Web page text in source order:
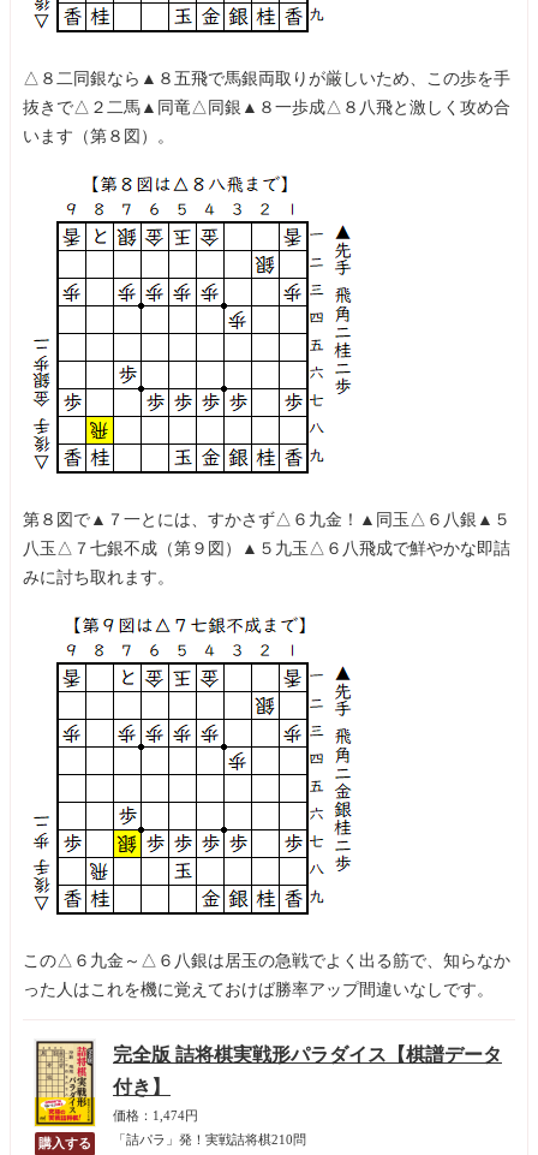
△８二同銀なら▲８五飛で馬銀両取りが厳しいため、この歩を手
抜きで△２二馬▲同竜△同銀▲８一歩成△８八飛と激しく攻め合
います（第８図）。
第８図で▲７一とには、すかさず△６九金！▲同玉△６八銀▲５
八玉△７七銀不成（第９図）▲５九玉△６八飛成で鮮やかな即詰
みに討ち取れます。
この△６九金～△６八銀は居玉の急戦でよく出る筋で、知らなか
った人はこれを機に覚えておけば勝率アップ間違いなしです。
完全版 詰将棋実戦形パラダイス【棋譜データ
付き】
価格：1,474円
「詰パラ」発！実戦詰将棋210問